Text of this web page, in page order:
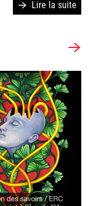
Lire la suite